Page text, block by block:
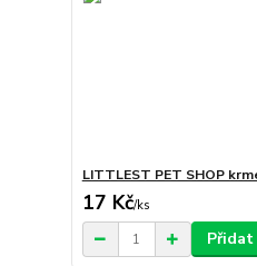
LITTLEST PET SHOP
17 Kč/ks